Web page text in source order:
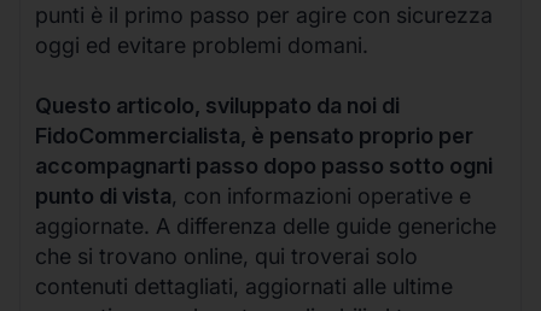
punti è il primo passo per agire con sicurezza
oggi ed evitare problemi domani.
Questo articolo, sviluppato da noi di
FidoCommercialista, è pensato proprio per
accompagnarti passo dopo passo sotto ogni
punto di vista, con informazioni operative e
aggiornate. A differenza delle guide generiche
che si trovano online, qui troverai solo
contenuti dettagliati, aggiornati alle ultime